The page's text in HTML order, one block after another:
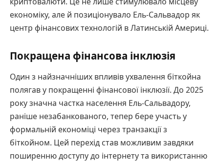
економіку, але й позиціонувало Ель-Сальвадор як
центр фінансових технологій в Латинській Америці.
Покращена фінансова інклюзія
Один з найзначніших впливів ухвалення біткойна
полягав у покращенні фінансової інклюзії. До 2025
року значна частка населення Ель-Сальвадору,
раніше незабанкованого, тепер бере участь у
формальній економіці через транзакції з
біткойном. Цей перехід став можливим завдяки
поширенню доступу до інтернету та використанню